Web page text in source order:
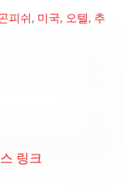
피쉬, 미국, 오텔, 추
링크